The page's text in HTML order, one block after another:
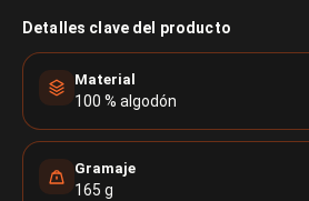
Detalles clave del producto
Material
100 % algodón
Gramaje
165 g